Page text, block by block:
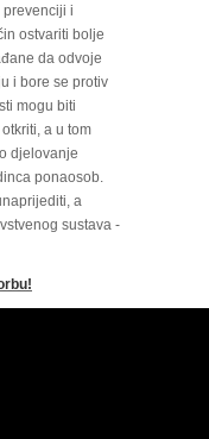
i
ostvariti bolje
da odvoje
i bore se protiv
mogu biti
a u tom
djelovanje
ponaosob.
a
sustava -